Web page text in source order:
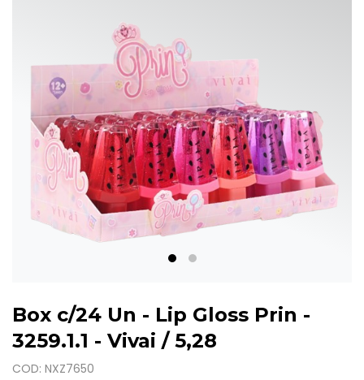
Box c/24 Un - Lip Gloss Prin -
3259.1.1 - Vivai / 5,28
COD: NXZ7650